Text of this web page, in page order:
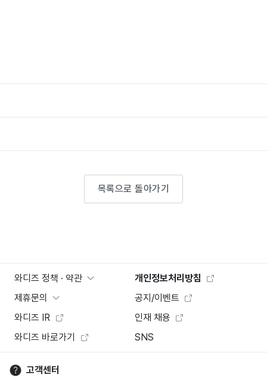
목록으로 돌아가기
와디즈 정책 · 약관
개인정보처리방침
제휴문의
공지/이벤트
와디즈 IR
인재 채용
와디즈 바로가기
SNS
고객센터